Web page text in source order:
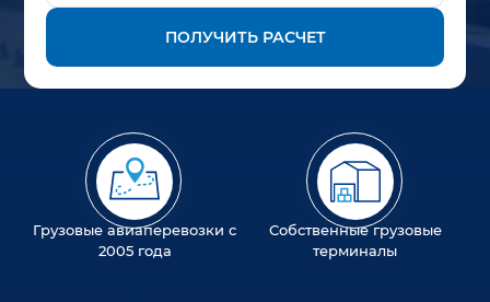
ПОЛУЧИТЬ РАСЧЕТ
Грузовые авиаперевозки с
2005 года
Собственные грузовые
терминалы